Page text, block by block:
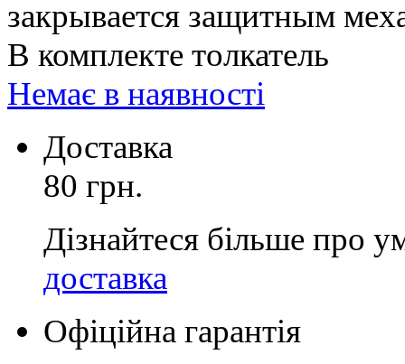
закрывается защитным
В комплекте толкатель
Немає в наявності
Доставка
80 грн.
Дізнайтеся більше про
доставка
Офіційна гарантія